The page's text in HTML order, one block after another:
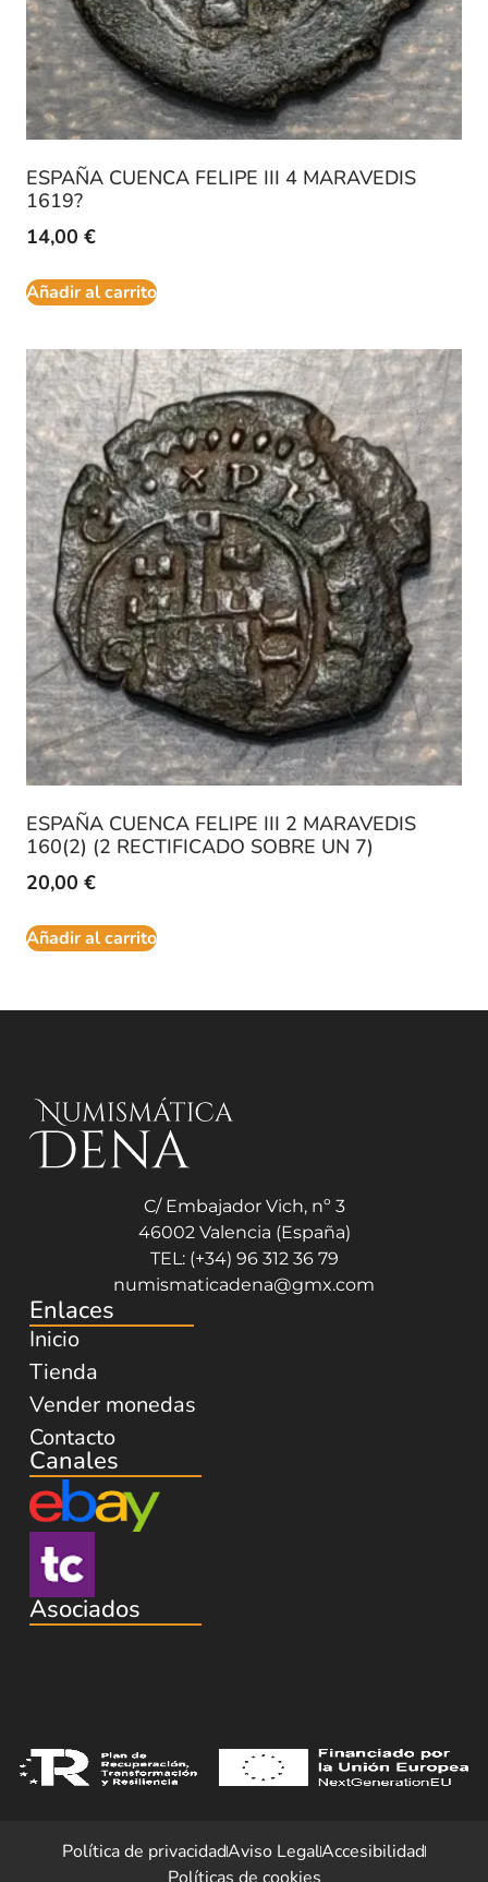
ESPAÑA CUENCA FELIPE III 4 MARAVEDIS
1619?
14,00 €
Añadir al carrito
ESPAÑA CUENCA FELIPE III 2 MARAVEDIS
160(2) (2 RECTIFICADO SOBRE UN 7)
20,00 €
Añadir al carrito
C/ Embajador Vich, nº 3
46002 Valencia (España)
TEL: (+34) 96 312 36 79
numismaticadena@gmx.com
Enlaces
Inicio
Tienda
Vender monedas
Contacto
Canales
Asociados
Política de privacidadAviso LegalAccesibilidad